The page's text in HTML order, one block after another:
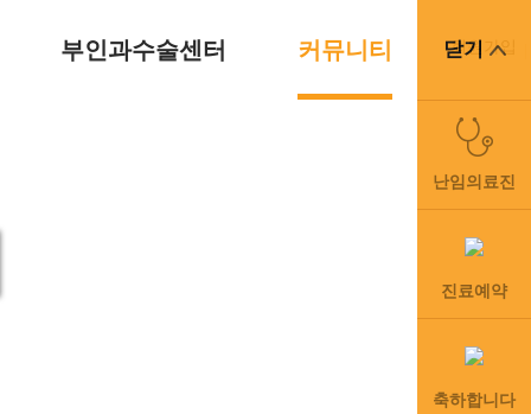
부인과수술센터 커뮤니티 회원가입
닫기
난임의료진
진료예약
축하합니다